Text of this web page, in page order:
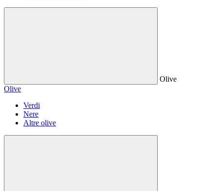
Olive
Olive
Verdi
Nere
Altre olive